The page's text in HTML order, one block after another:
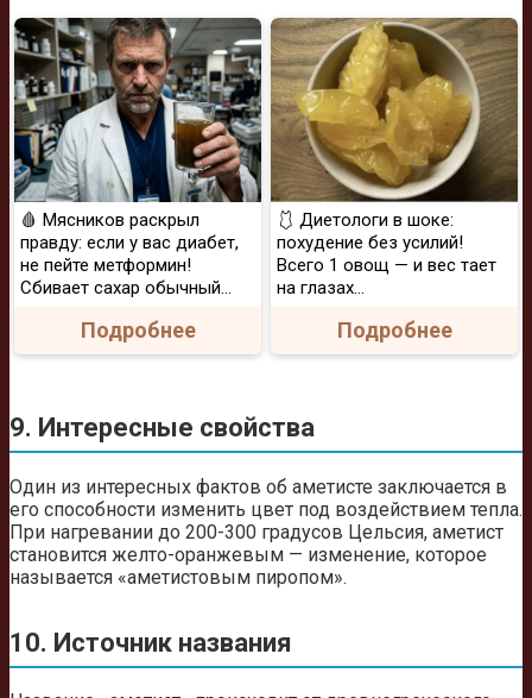
🩸 Мясников раскрыл
правду: если у вас диабет,
не пейте метформин!
Сбивает сахар обычный...
Подробнее
🩱 Диетологи в шоке:
похудение без усилий!
Всего 1 овощ — и вес тает
на глазах…
Подробнее
9. Интересные свойства
Один из интересных фактов об аметисте заключается в
его способности изменить цвет под воздействием тепла.
При нагревании до 200-300 градусов Цельсия, аметист
становится желто-оранжевым — изменение, которое
называется «аметистовым пиропом».
10. Источник названия